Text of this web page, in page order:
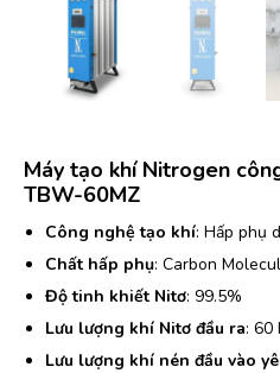
Máy tạo khí Nitrogen
TBW-60MZ
Công nghệ tạo khí: Hấp phụ
Chất hấp phụ: Carbon
Độ tinh khiết Nitơ: 99.5%
Lưu lượng khí Nitơ đầu ra: 60
Lưu lượng khí nén đầu vào